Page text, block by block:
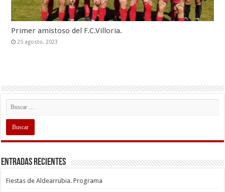
Primer amistoso del F.C.Villoria.
25 agosto, 2023
Entradas recientes
Fiestas de Aldearrubia. Programa